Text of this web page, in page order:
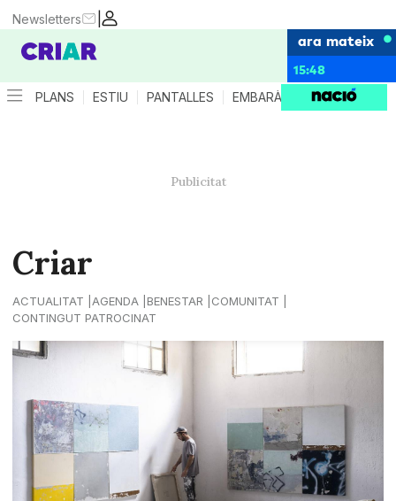
|
Newsletters
ara mateix
15:48
PLANS ESTIU PANTALLES EMBARÀS CRIANÇA
Criar
ACTUALITAT AGENDA BENESTAR
COMUNITAT
CONTINGUT PATROCINAT